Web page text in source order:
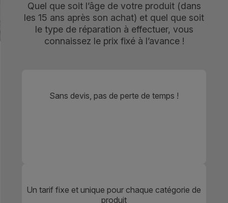
Quel que soit l’âge de votre produit (dans
les 15 ans après son achat) et quel que soit
le type de réparation à effectuer, vous
connaissez le prix fixé à l’avance !
Sans devis, pas de perte de temps !
Un tarif fixe et unique pour chaque catégorie de
produit